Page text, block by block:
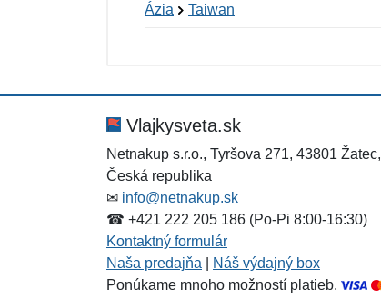
Ázia Taiwan
Správa*
Správa*
Vlajkysveta.sk
Netnakup s.r.o., Tyršova 271, 43801 Žatec,
Česká republika
✉ info@netnakup.sk
☎ +421 222 205 186 (Po-Pi 8:00-16:30)
Kontaktný formulár
Naša predajňa
Náš výdajný box
Ponúkame mnoho možností platieb.